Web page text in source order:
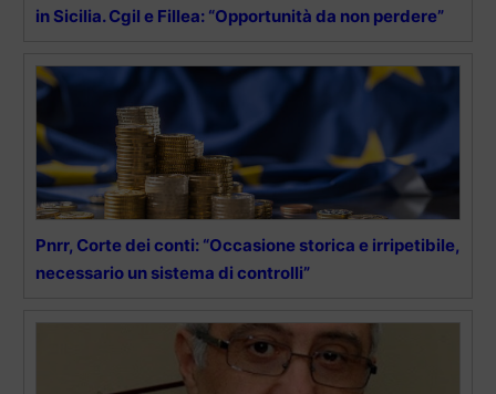
in Sicilia. Cgil e Fillea: “Opportunità da non perdere”
Pnrr, Corte dei conti: “Occasione storica e irripetibile,
necessario un sistema di controlli”